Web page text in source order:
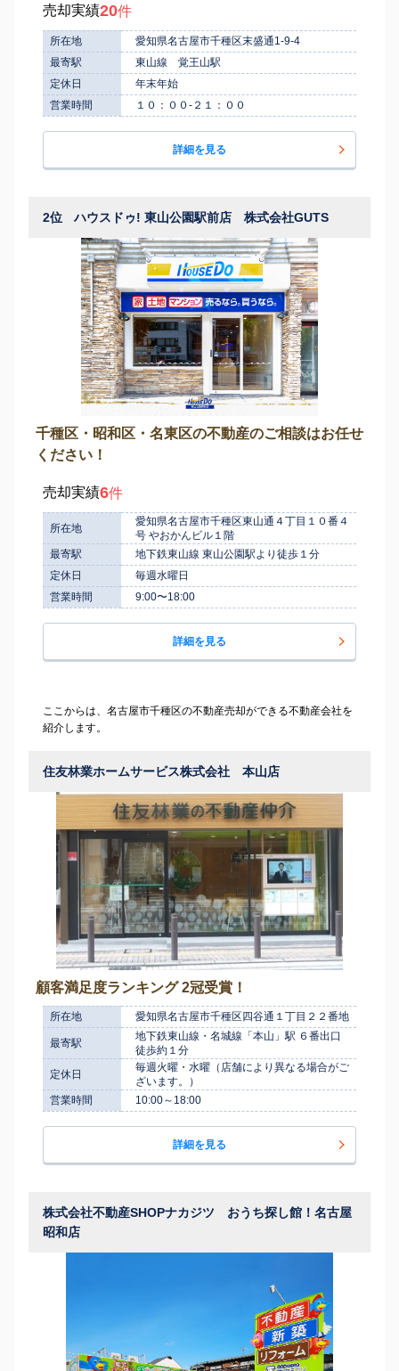
売却実績20件
所在地
愛知県名古屋市千種区末盛通1-9-4
最寄駅
東山線 覚王山駅
定休日
年末年始
営業時間
１０：００-２１：００
詳細を見る
2位 ハウスドゥ! 東山公園駅前店 株式会社GUTS
千種区・昭和区・名東区の不動産のご相談はお任せ
ください！
売却実績6件
所在地
愛知県名古屋市千種区東山通４丁目１０番４
号 やおかんビル１階
最寄駅
地下鉄東山線 東山公園駅より徒歩１分
定休日
毎週水曜日
営業時間
9:00〜18:00
詳細を見る
ここからは、名古屋市千種区の不動産売却ができる不動産会社を
紹介します。
住友林業ホームサービス株式会社 本山店
顧客満足度ランキング 2冠受賞！
所在地 愛知県名古屋市千種区四谷通１丁目２２番地
最寄駅
地下鉄東山線・名城線「本山」駅 ６番出口
徒歩約１分
定休日
毎週火曜・水曜（店舗により異なる場合がご
ざいます。）
営業時間
10:00～18:00
詳細を見る
株式会社不動産SHOPナカジツ おうち探し館！名古屋
昭和店